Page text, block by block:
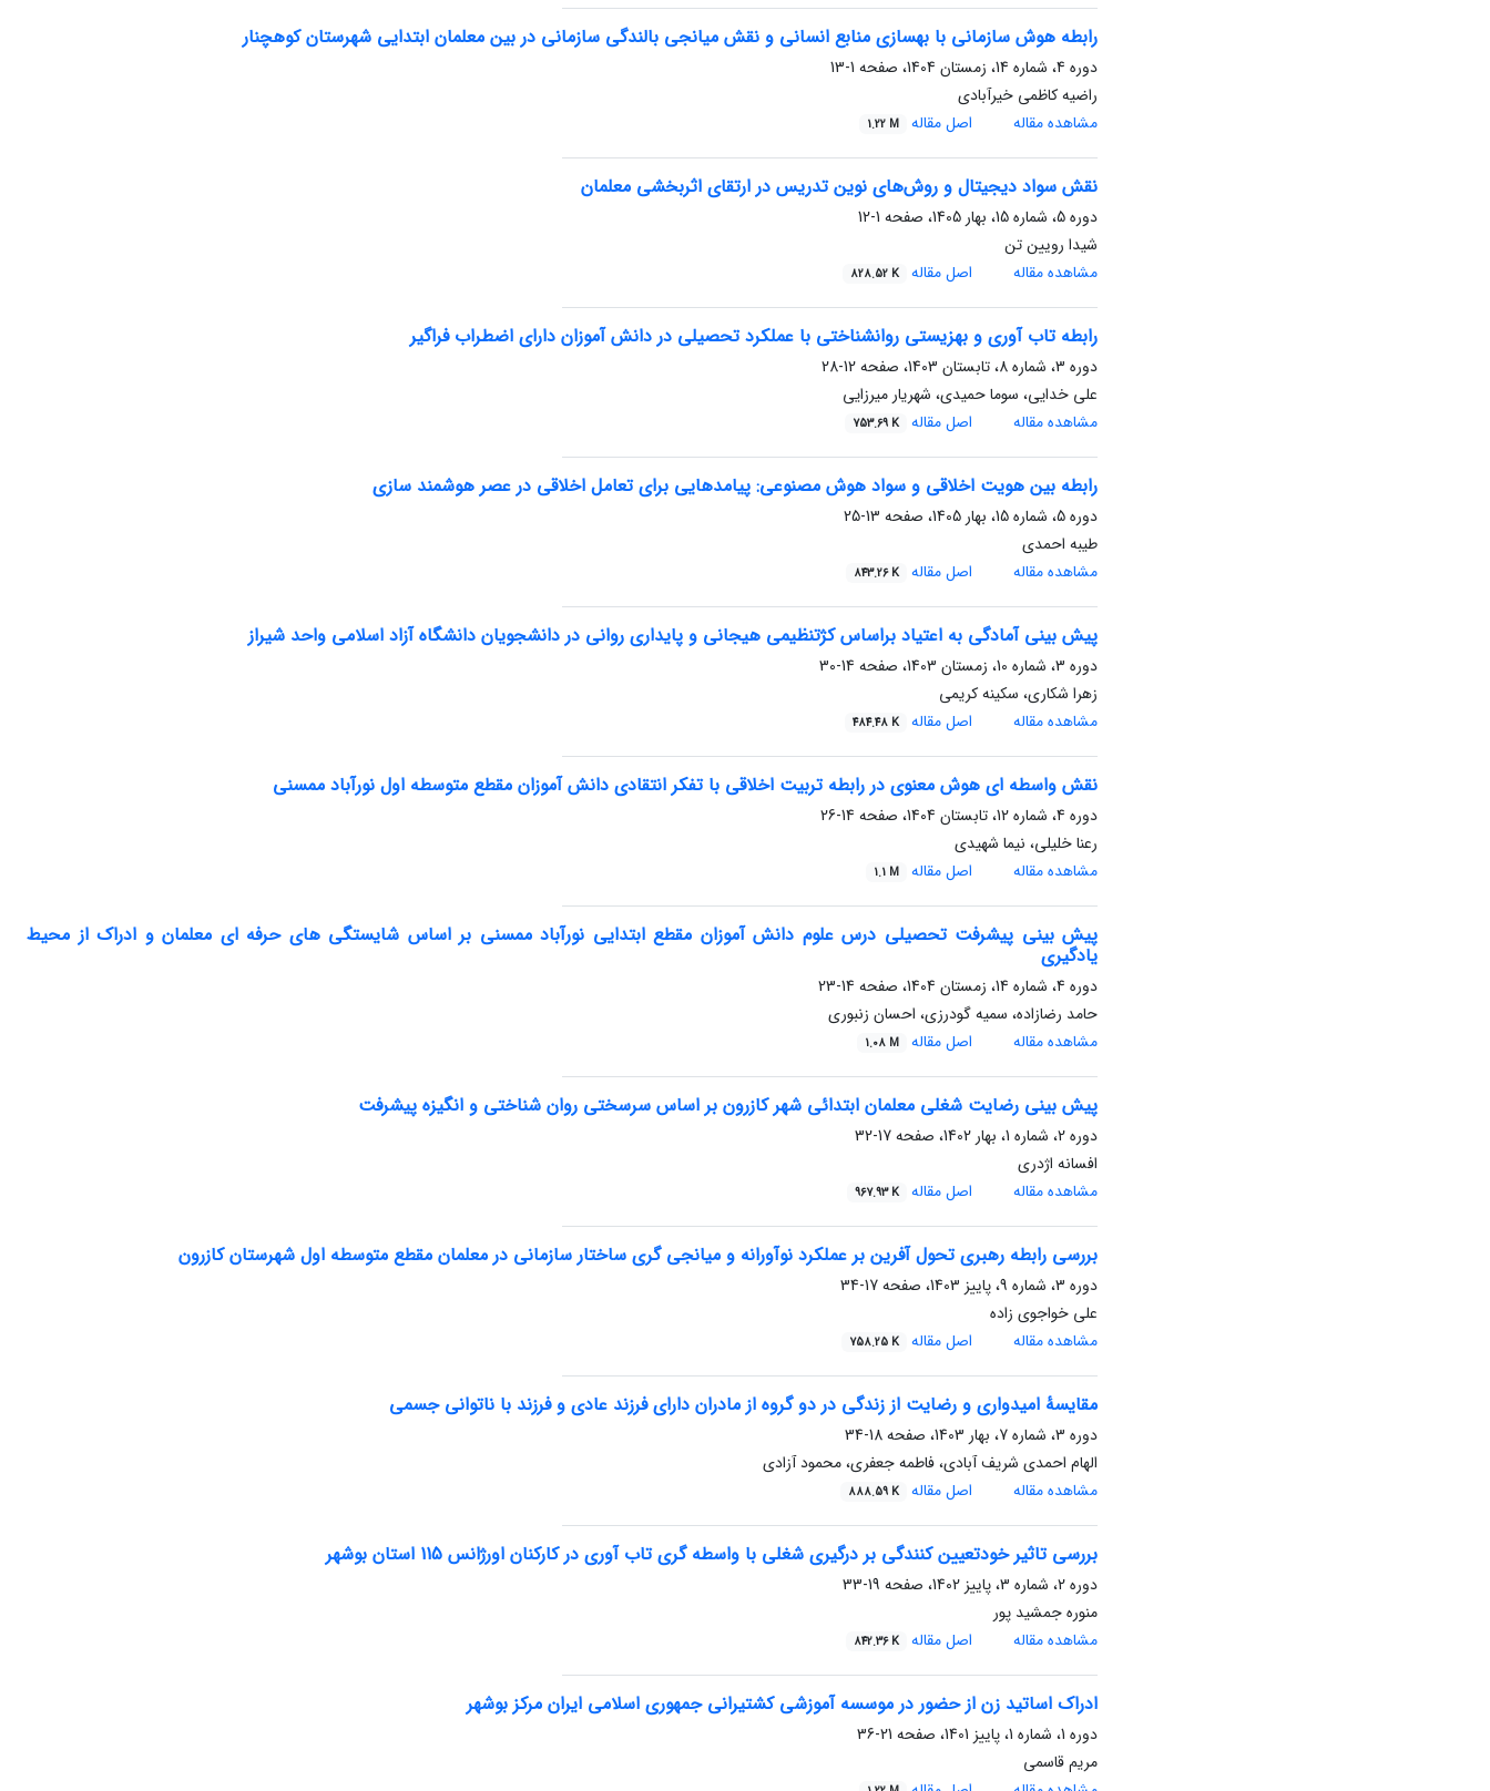
رابطه هوش سازمانی با بهسازی منابع انسانی و نقش میانجی بالندگی سازمانی در بین معلمان ابتدایی شهرستان کوهچنار
دوره 4، شماره 14، زمستان 1404، صفحه
1-13
راضیه کاظمی خیرآبادی
مشاهده مقاله
اصل مقاله 1.22 M
نقش سواد دیجیتال و روش‌های نوین تدریس در ارتقای اثربخشی معلمان
دوره 5، شماره 15، بهار 1405، صفحه
1-12
شیدا رویین تن
مشاهده مقاله
اصل مقاله 828.52 K
رابطه تاب‏ آوری و بهزیستی روانشناختی با عملکرد تحصیلی در دانش ‏آموزان دارای اضطراب فراگیر
دوره 3، شماره 8، تابستان 1403، صفحه
12-28
علی خدایی، سوما حمیدی، شهریار میرزایی
مشاهده مقاله
اصل مقاله 753.69 K
رابطه بین هویت اخلاقی و سواد هوش مصنوعی: پیامدهایی برای تعامل اخلاقی در عصر هوشمند سازی
دوره 5، شماره 15، بهار 1405، صفحه
13-25
طیبه احمدی
مشاهده مقاله
اصل مقاله 843.26 K
پیش ‏بینی آمادگی به اعتیاد براساس کژتنظیمی هیجانی و پایداری روانی در دانشجویان دانشگاه آزاد اسلامی واحد شیراز
دوره 3، شماره 10، زمستان 1403، صفحه
14-30
زهرا شکاری، سکینه کریمی
مشاهده مقاله
اصل مقاله 484.48 K
نقش واسطه ای هوش معنوی در رابطه تربیت اخلاقی با تفکر انتقادی دانش آموزان مقطع متوسطه اول نورآباد ممسنی
دوره 4، شماره 12، تابستان 1404، صفحه
14-26
رعنا خلیلی، نیما شهیدی
مشاهده مقاله
اصل مقاله 1.1 M
پیش بینی پیشرفت تحصیلی درس علوم دانش آموزان مقطع ابتدایی نورآباد ممسنی بر اساس شایستگی های حرفه ای معلمان و ادراک از محیط
یادگیری
دوره 4، شماره 14، زمستان 1404، صفحه
14-23
حامد رضازاده، سمیه گودرزی، احسان زنبوری
مشاهده مقاله
اصل مقاله 1.08 M
پیش بینی رضایت شغلی معلمان ابتدائی شهر کازرون بر اساس سرسختی روان شناختی و انگیزه پیشرفت
دوره 2، شماره 1، بهار 1402، صفحه
17-32
افسانه اژدری
مشاهده مقاله
اصل مقاله 967.93 K
بررسی رابطه رهبری تحول آفرین بر عملکرد نوآورانه و میانجی گری ساختار سازمانی در معلمان مقطع متوسطه اول شهرستان کازرون
دوره 3، شماره 9، پاییز 1403، صفحه
17-34
علی خواجوی زاده
مشاهده مقاله
اصل مقاله 758.25 K
مقایسۀ امیدواری و رضایت از زندگی در دو گروه از مادران دارای فرزند عادی و فرزند با ناتوانی جسمی
دوره 3، شماره 7، بهار 1403، صفحه
18-34
الهام احمدی شریف آبادی، فاطمه جعفری، محمود آزادی
مشاهده مقاله
اصل مقاله 888.59 K
بررسی تاثیر خودتعیین کنندگی بر درگیری شغلی با واسطه گری تاب آوری در کارکنان اورژانس 115 استان بوشهر
دوره 2، شماره 3، پاییز 1402، صفحه
19-33
منوره جمشید پور
مشاهده مقاله
اصل مقاله 842.36 K
ادراک اساتید زن از حضور در موسسه آموزشی کشتیرانی جمهوری اسلامی ایران مرکز بوشهر
دوره 1، شماره 1، پاییز 1401، صفحه
21-36
مریم قاسمی